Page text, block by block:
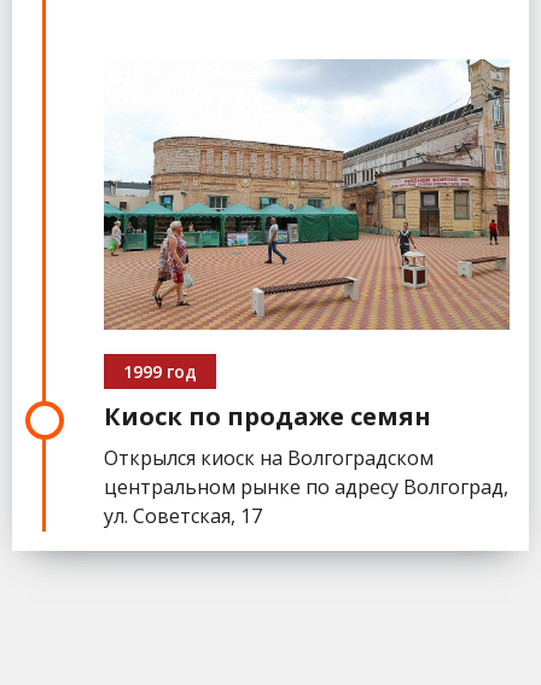
1999 год
Киоск по продаже семян
Открылся киоск на Волгоградском
центральном рынке по адресу Волгоград,
ул. Советская, 17